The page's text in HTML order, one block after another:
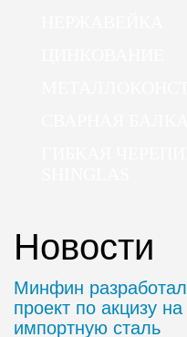
Новости
Минфин разработал
проект по акцизу на
импортную сталь